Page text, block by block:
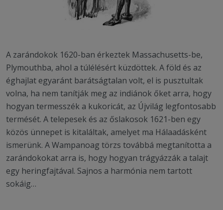
A zarándokok 1620-ban érkeztek Massachusetts-be,
Plymouthba, ahol a túlélésért küzdöttek. A föld és az
éghajlat egyaránt barátságtalan volt, el is pusztultak
volna, ha nem tanítják meg az indiánok őket arra, hogy
hogyan termesszék a kukoricát, az Újvilág legfontosabb
termését. A telepesek és az őslakosok 1621-ben egy
közös ünnepet is kitaláltak, amelyet ma Hálaadásként
ismerünk. A Wampanoag törzs továbbá megtanította a
zarándokokat arra is, hogy hogyan trágyázzák a talajt
egy heringfajtával. Sajnos a harmónia nem tartott
sokáig…